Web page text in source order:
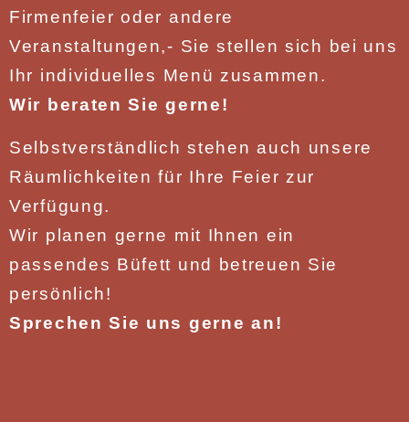
Firmenfeier oder andere
Veranstaltungen,- Sie stellen sich bei uns
Ihr individuelles Menü zusammen.
Wir beraten Sie gerne!
Selbstverständlich stehen auch unsere
Räumlichkeiten für Ihre Feier zur
Verfügung.
Wir planen gerne mit Ihnen ein
passendes Büfett und betreuen Sie
persönlich!
Sprechen Sie uns gerne an!